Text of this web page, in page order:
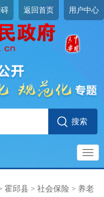
返回首页 用户中心
霍邱县 > 社会保险 > 养老